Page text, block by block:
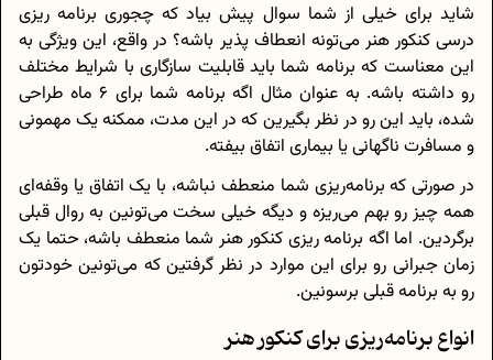
شاید برای خیلی از شما سوال پیش بیاد که چجوری برنامه ریزی
درسی کنکور هنر می‌تونه انعطاف پذیر باشه؟ در واقع، این ویژگی به
این معناست که برنامه شما باید قابلیت سازگاری با شرایط مختلف
رو داشته باشه. به عنوان مثال اگه برنامه شما برای 6 ماه طراحی
شده، باید این رو در نظر بگیرین که در این مدت، ممکنه یک مهمونی
و مسافرت ناگهانی یا بیماری اتفاق بیفته.
در صورتی که برنامه‌ریزی شما منعطف نباشه، با یک اتفاق یا وقفه‌ای
همه چیز رو بهم می‌ریزه و دیگه خیلی سخت می‌تونین به روال قبلی
برگردین. اما اگه برنامه ریزی کنکور هنر شما منعطف باشه، حتما یک
زمان جبرانی رو برای این موارد در نظر گرفتین که می‌تونین خودتون
رو به برنامه قبلی برسونین.
انواع برنامه‌ریزی برای کنکور هنر